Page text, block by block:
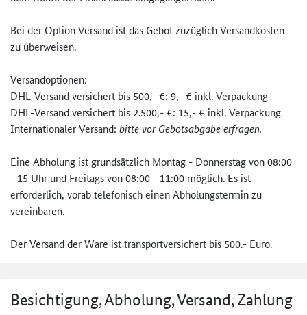
Bei der Option Versand ist das Gebot zuzüglich Versandkosten
zu überweisen.
Versandoptionen:
DHL-Versand versichert bis 500,- €: 9,- € inkl. Verpackung
DHL-Versand versichert bis 2.500,- €: 15,- € inkl. Verpackung
Internationaler Versand: bitte vor Gebotsabgabe erfragen.
Eine Abholung ist grundsätzlich Montag - Donnerstag von 08:00
- 15 Uhr und Freitags von 08:00 - 11:00 möglich. Es ist
erforderlich, vorab telefonisch einen Abholungstermin zu
vereinbaren.
Der Versand der Ware ist transportversichert bis 500.- Euro.
Besichtigung, Abholung, Versand, Zahlung